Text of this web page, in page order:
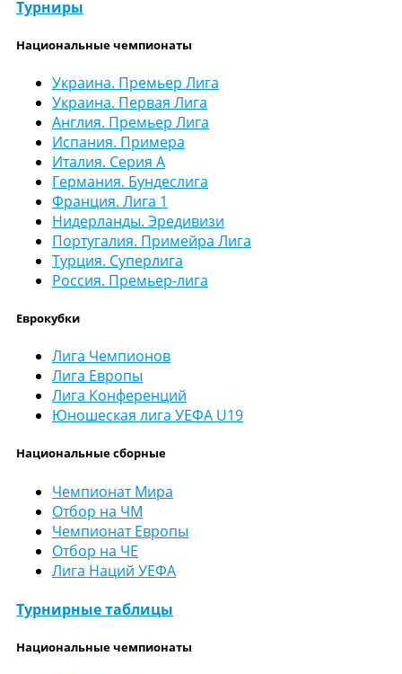
Турниры
Национальные чемпионаты
Украина. Премьер Лига
Украина. Первая Лига
Англия. Премьер Лига
Испания. Примера
Италия. Серия А
Германия. Бундеслига
Франция. Лига 1
Нидерланды. Эредивизи
Португалия. Примейра Лига
Турция. Суперлига
Россия. Премьер-лига
Еврокубки
Лига Чемпионов
Лига Европы
Лига Конференций
Юношеская лига УЕФА U19
Национальные сборные
Чемпионат Мира
Отбор на ЧМ
Чемпионат Европы
Отбор на ЧЕ
Лига Наций УЕФА
Турнирные таблицы
Национальные чемпионаты